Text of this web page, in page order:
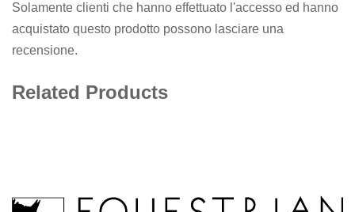
Solamente clienti che hanno effettuato l'accesso ed hanno
acquistato questo prodotto possono lasciare una
recensione.
Related Products